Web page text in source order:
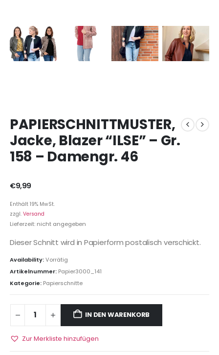
PAPIERSCHNITTMUSTER,
Jacke, Blazer “ILSE” – Gr.
158 – Damengr. 46
€9,99
Enthält 19% MwSt.
zzgl. Versand
Lieferzeit: nicht angegeben
Dieser Schnitt wird in Papierform postalisch verschickt.
Availability:Vorrätig
Artikelnummer: Papier3000_141
Kategorie: Papierschnitte
IN DEN WARENKORB
Zur Merkliste hinzufügen